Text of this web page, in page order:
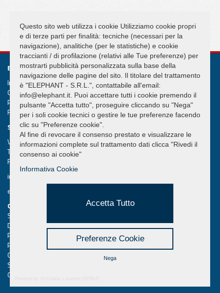
SEGUICI SU
ELEPHANT S.R.L.
Impianti di sollevamento e movimentazione Gru Ventose
Cap. Soc. int. versato € 50.000,00
Partita IVA 02013590407
R.e.a. Rimini n. 233980
SEDE LEGALE
Via Piane, 25/A – 47853 Coriano – Rimini (RN) – Italy
Tel.
+39 0541 657285
Fax +39 0541 657605
info@elephant.it
elephant@legalmail.it
QUICK MENU
Sollevatori a Ventosa
Download Cataloghi
Privacy utenti del sito
Privacy navigatori
Cookie Policy
Sitemap
Credits Hi-Net
Questo sito web utilizza i cookie Utilizziamo cookie propri
e di terze parti per finalità: tecniche (necessari per la
navigazione), analitiche (per le statistiche) e cookie
traccianti / di profilazione (relativi alle Tue preferenze) per
mostrarti pubblicità personalizzata sulla base della
navigazione delle pagine del sito. Il titolare del trattamento
è "ELEPHANT - S.R.L.", contattabile all'email:
info@elephant.it. Puoi accettare tutti i cookie premendo il
pulsante "Accetta tutto", proseguire cliccando su "Nega"
per i soli cookie tecnici o gestire le tue preferenze facendo
clic su "Preferenze cookie".
Al fine di revocare il consenso prestato e visualizzare le
informazioni complete sul trattamento dati clicca "Rivedi il
consenso ai cookie"
Informativa Cookie
Accetta Tutto
Preferenze Cookie
Nega